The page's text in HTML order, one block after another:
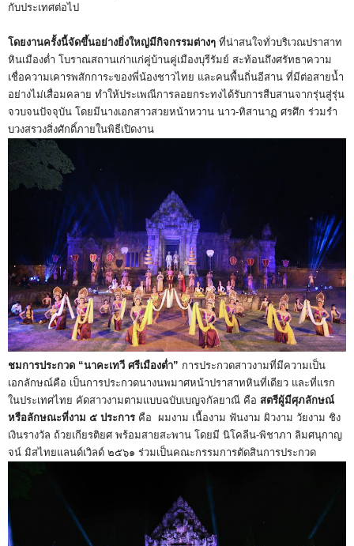
กับประเทศต่อไป
โดยงานครั้งนี้จัดขึ้นอย่างยิ่งใหญ่มีกิจกรรมต่างๆ ที่น่าสนใจทั่วบริเวณปราสาท
หินเมืองต่ำ โบราณสถานเก่าแก่คู่บ้านคู่เมืองบุรีรัมย์ สะท้อนถึงศรัทธาความ
เชื่อความเคารพสักการะของพี่น้องชาวไทย และคนพื้นถิ่นอีสาน ที่มีต่อสายน้ำ
อย่างไม่เสื่อมคลาย ทำให้ประเพณีการลอยกระทงได้รับการสืบสานจากรุ่นสู่รุ่น
จวบจนปัจจุบัน โดยมีนางเอกสาวสวยหน้าหวาน นาว-ทิสานาฏ ศรศึก ร่วมรำ
บวงสรวงสิ่งศักดิ์ภายในพิธีเปิดงาน
ชมการประกวด “นาคะเทวี ศรีเมืองต่ำ” การประกวดสาวงามที่มีความเป็น
เอกลักษณ์คือ เป็นการประกวดนางนพมาศหน้าปราสาทหินที่เดียว และที่แรก
ในประเทศไทย คัดสาวงามตามแบบฉบับเบญจกัลยาณี คือ สตรีผู้มีศุภลักษณ์
หรือลักษณะที่งาม ๕ ประการ คือ ผมงาม เนื้องาม ฟันงาม ผิวงาม วัยงาม ชิง
เงินรางวัล ถ้วยเกียรติยศ พร้อมสายสะพาน โดยมี นิโคลีน-พิชาภา ลิมศนุกาญ
จน์ มิสไทยแลนด์เวิลด์ ๒๕๖๑ ร่วมเป็นคณะกรรมการตัดสินการประกวด